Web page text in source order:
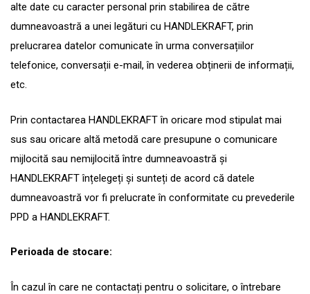
alte date cu caracter personal prin stabilirea de către
dumneavoastră a unei legături cu HANDLEKRAFT, prin
prelucrarea datelor comunicate în urma conversațiilor
telefonice, conversații e-mail, în vederea obținerii de informații,
etc.
Prin contactarea HANDLEKRAFT în oricare mod stipulat mai
sus sau oricare altă metodă care presupune o comunicare
mijlocită sau nemijlocită între dumneavoastră și
HANDLEKRAFT înțelegeți și sunteți de acord că datele
dumneavoastră vor fi prelucrate în conformitate cu prevederile
PPD a HANDLEKRAFT.
Perioada de stocare:
În cazul în care ne contactați pentru o solicitare, o întrebare